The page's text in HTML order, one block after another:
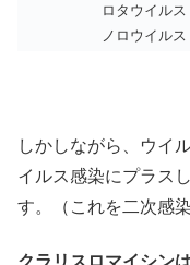
ロタウイルス
ノロウイルス
しかしながら、ウイ
イルス感染にプラス
す。（これを二次感